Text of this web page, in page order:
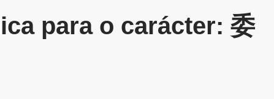
para o carácter: 委